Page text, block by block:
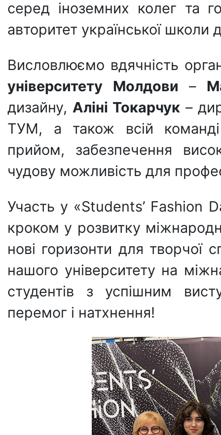
серед іноземних колег та
авторитет української школи
Висловлюємо вдячність
університету Молдови –
дизайну, Аліні Токарчук –
ТУМ, а також всій
прийом, забезпечення
чудову можливість для
Участь у «Students’ Fashion
кроком у розвитку
нові горизонти для творчої
нашого університету на
студентів з успішним
перемог і натхнення!